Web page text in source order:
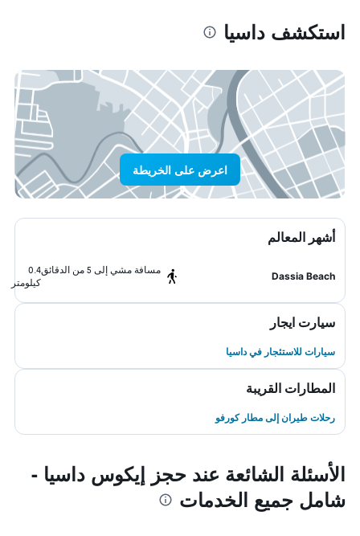
استكشف داسيا
اعرض على الخريطة
أشهر المعالم
Dassia Beach
مسافة مشي إلى 5 من الدقائق
0.4
كيلومتر
سيارت ايجار
سيارات للاستئجار في داسيا
المطارات القريبة
رحلات طيران إلى مطار كورفو
الأسئلة الشائعة عند حجز إيكوس داسيا -
شامل جميع الخدمات